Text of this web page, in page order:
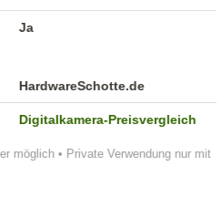
möglich • Private Verwendung nur mit
Ja
HardwareSchotte.de
Digitalkamera-Preisvergleich